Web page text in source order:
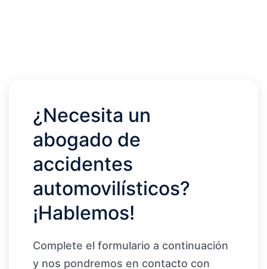
¿Necesita un
abogado de
accidentes
automovilísticos?
¡Hablemos!
Complete el formulario a continuación
y nos pondremos en contacto con